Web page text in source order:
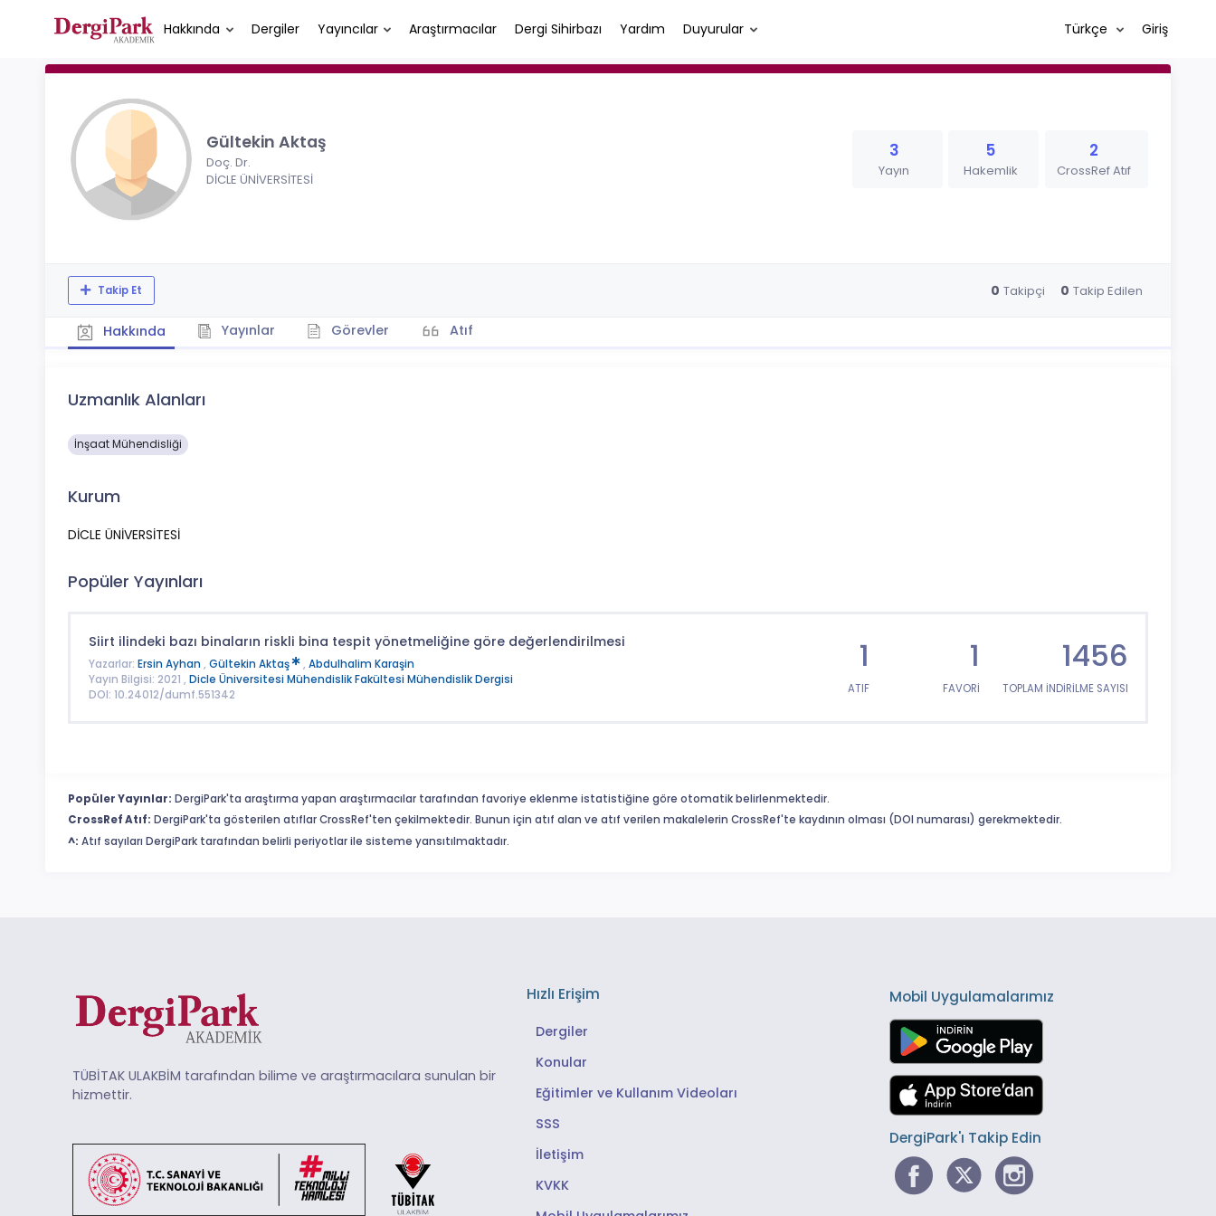
Hakkında Dergiler Yayıncılar Araştırmacılar Dergi Sihirbazı Yardım Duyurular Türkçe Giriş
Gültekin Aktaş
Doç. Dr.
DİCLE ÜNİVERSİTESİ
3
Yayın
5
Hakemlik
2
CrossRef Atıf
Takip Et 0 Takipçi 0 Takip Edilen
Hakkında Yayınlar Görevler Atıf
Uzmanlık Alanları
İnşaat Mühendisliği
Kurum
DİCLE ÜNİVERSİTESİ
Popüler Yayınları
Siirt ilindeki bazı binaların riskli bina tespit yönetmeliğine göre değerlendirilmesi
Yazarlar: Ersin Ayhan , Gültekin Aktaş , Abdulhalim Karaşin
Yayın Bilgisi: 2021 , Dicle Üniversitesi Mühendislik Fakültesi Mühendislik Dergisi
DOI: 10.24012/dumf.551342
1
ATIF
1
FAVORİ
1456
TOPLAM İNDİRİLME SAYISI
Popüler Yayınlar: DergiPark'ta araştırma yapan araştırmacılar tarafından favoriye eklenme istatistiğine göre otomatik belirlenmektedir.
CrossRef Atıf: DergiPark'ta gösterilen atıflar CrossRef'ten çekilmektedir. Bunun için atıf alan ve atıf verilen makalelerin CrossRef'te kaydının olması (DOI numarası) gerekmektedir.
^: Atıf sayıları DergiPark tarafından belirli periyotlar ile sisteme yansıtılmaktadır.
TÜBİTAK ULAKBİM tarafından bilime ve araştırmacılara sunulan bir
hizmettir.
Hızlı Erişim
Dergiler
Konular
Eğitimler ve Kullanım Videoları
SSS
İletişim
KVKK
Mobil Uygulamalarımız
DergiPark'ı Takip Edin